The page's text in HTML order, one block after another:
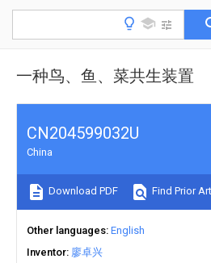
一种鸟、鱼、菜共生装置
CN204599032U
China
Download PDF Find Prior Art
Other languages English
Inventor 廖卓兴